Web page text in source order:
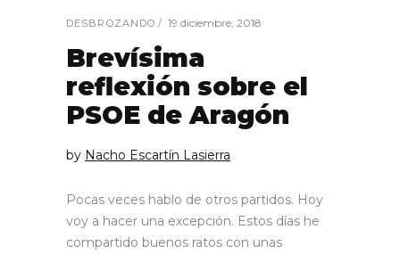
DESBROZANDO 19 diciembre, 2018
Brevísima
reflexión sobre el
PSOE de Aragón
by Nacho Escartín Lasierra
Pocas veces hablo de otros partidos. Hoy
voy a hacer una excepción. Estos días he
compartido buenos ratos con unas